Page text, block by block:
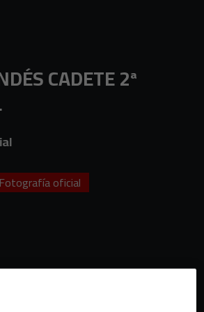
CADETE 2ª
Fotografía oficial